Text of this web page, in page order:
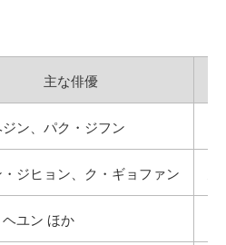
主な俳優
ン、パク・ジフン
ジヒョン、ク・ギョファン
ヘユン ほか